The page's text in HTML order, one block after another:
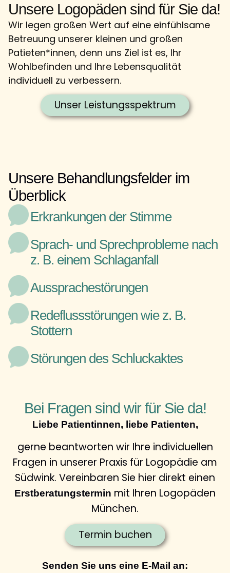
Unsere Logopäden sind für Sie da!
Wir legen großen Wert auf eine einfühlsame
Betreuung unserer kleinen und großen
Patieten*innen, denn uns Ziel ist es, Ihr
Wohlbefinden und Ihre Lebensqualität
individuell zu verbessern.
Unser Leistungsspektrum
Unsere Behandlungsfelder im
Überblick
Erkrankungen der Stimme
Sprach- und Sprechprobleme nach
z. B. einem Schlaganfall
Aussprachestörungen
Redeflussstörungen wie z. B.
Stottern
Störungen des Schluckaktes
Bei Fragen sind wir für Sie da!
Liebe Patientinnen, liebe Patienten,
gerne beantworten wir Ihre individuellen
Fragen in unserer Praxis für Logopädie am
Südwink. Vereinbaren Sie hier direkt einen
Erstberatungstermin mit Ihren Logopäden
München.
Termin buchen
Senden Sie uns eine E-Mail an: